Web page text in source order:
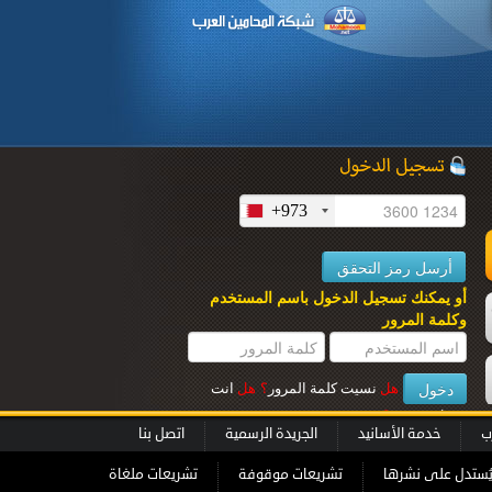
+973
أو يمكنك تسجيل الدخول باسم المستخدم
وكلمة المرور
هل نسيت كلمة المرور ؟ هل انت
عميل جديــد؟
خدمة الأسانيد الجريدة الرسمية اتصل بنا
على نشرها تشريعات موقوفة تشريعات ملغاة